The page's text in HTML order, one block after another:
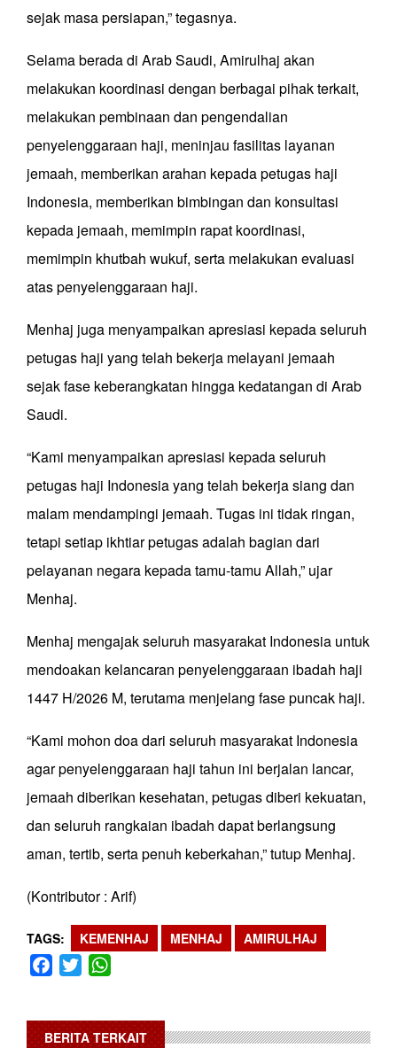
sejak masa persiapan,” tegasnya.
Selama berada di Arab Saudi, Amirulhaj akan
melakukan koordinasi dengan berbagai pihak terkait,
melakukan pembinaan dan pengendalian
penyelenggaraan haji, meninjau fasilitas layanan
jemaah, memberikan arahan kepada petugas haji
Indonesia, memberikan bimbingan dan konsultasi
kepada jemaah, memimpin rapat koordinasi,
memimpin khutbah wukuf, serta melakukan evaluasi
atas penyelenggaraan haji.
Menhaj juga menyampaikan apresiasi kepada seluruh
petugas haji yang telah bekerja melayani jemaah
sejak fase keberangkatan hingga kedatangan di Arab
Saudi.
“Kami menyampaikan apresiasi kepada seluruh
petugas haji Indonesia yang telah bekerja siang dan
malam mendampingi jemaah. Tugas ini tidak ringan,
tetapi setiap ikhtiar petugas adalah bagian dari
pelayanan negara kepada tamu-tamu Allah,” ujar
Menhaj.
Menhaj mengajak seluruh masyarakat Indonesia untuk
mendoakan kelancaran penyelenggaraan ibadah haji
1447 H/2026 M, terutama menjelang fase puncak haji.
“Kami mohon doa dari seluruh masyarakat Indonesia
agar penyelenggaraan haji tahun ini berjalan lancar,
jemaah diberikan kesehatan, petugas diberi kekuatan,
dan seluruh rangkaian ibadah dapat berlangsung
aman, tertib, serta penuh keberkahan,” tutup Menhaj.
(Kontributor : Arif)
TAGS KEMENHAJ MENHAJ AMIRULHAJ
Facebook
Twitter
BERITA TERKAIT